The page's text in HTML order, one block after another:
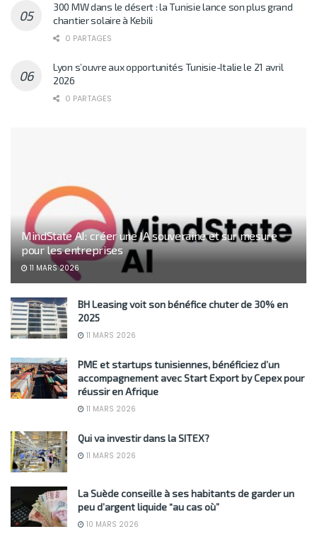
300 MW dans le désert : la Tunisie lance son plus grand
chantier solaire à Kebili
0 PARTAGES
Lyon s’ouvre aux opportunités Tunisie-Italie le 21 avril
2026
0 PARTAGES
MindState AI: créer une IA souveraine et sur mesure
pour les entreprises
11 MARS 2026
BH Leasing voit son bénéfice chuter de 30% en
2025
11 MARS 2026
PME et startups tunisiennes, bénéficiez d’un
accompagnement avec Start Export by Cepex pour
réussir en Afrique
11 MARS 2026
Qui va investir dans la SITEX?
11 MARS 2026
La Suède conseille à ses habitants de garder un
peu d’argent liquide “au cas où”
10 MARS 2026